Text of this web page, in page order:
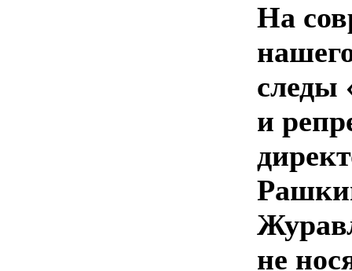
На
следы
и
не